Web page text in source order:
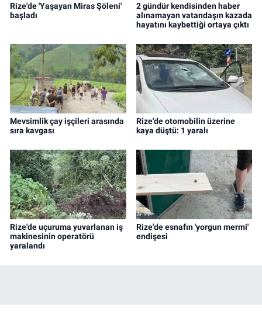
Rize'de 'Yaşayan Miras Şöleni'
başladı
2 gündür kendisinden haber
alınamayan vatandaşın kazada
hayatını kaybettiği ortaya çıktı
Mevsimlik çay işçileri arasında
sıra kavgası
Rize'de otomobilin üzerine
kaya düştü: 1 yaralı
Rize'de uçuruma yuvarlanan iş
makinesinin operatörü
yaralandı
Rize'de esnafın 'yorgun mermi'
endişesi